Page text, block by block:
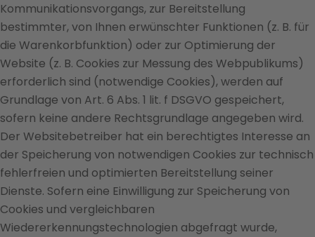
Kommunikationsvorgangs, zur Bereitstellung
bestimmter, von Ihnen erwünschter Funktionen (z. B. für
die Warenkorbfunktion) oder zur Optimierung der
Website (z. B. Cookies zur Messung des Webpublikums)
erforderlich sind (notwendige Cookies), werden auf
Grundlage von Art. 6 Abs. 1 lit. f DSGVO gespeichert,
sofern keine andere Rechtsgrundlage angegeben wird.
Der Websitebetreiber hat ein berechtigtes Interesse an
der Speicherung von notwendigen Cookies zur technisch
fehlerfreien und optimierten Bereitstellung seiner
Dienste. Sofern eine Einwilligung zur Speicherung von
Cookies und vergleichbaren
Wiedererkennungstechnologien abgefragt wurde,